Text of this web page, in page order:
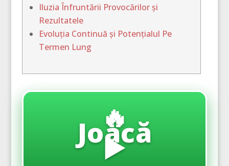
Iluzia Înfruntării Provocărilor și
Rezultatele
Evoluția Continuă și Potențialul Pe
Termen Lung
🔥
Joacă
▶️